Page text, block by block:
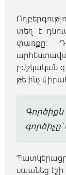
տեղ է
փառքը։
բժշկական
թե ինչ
սպանեց